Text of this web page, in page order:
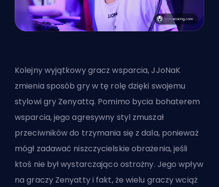
Kolejny wyjątkowy gracz wsparcia, JJoNaK
zmienia sposób gry w tę rolę dzięki swojemu
stylowi gry Zenyattą. Pomimo bycia bohaterem
wsparcia, jego agresywny styl zmuszał
przeciwników do trzymania się z dala, ponieważ
mógł zadawać niszczycielskie obrażenia, jeśli
ktoś nie był wystarczająco ostrożny. Jego wpływ
na graczy Zenyatty i fakt, że wielu graczy wciąż